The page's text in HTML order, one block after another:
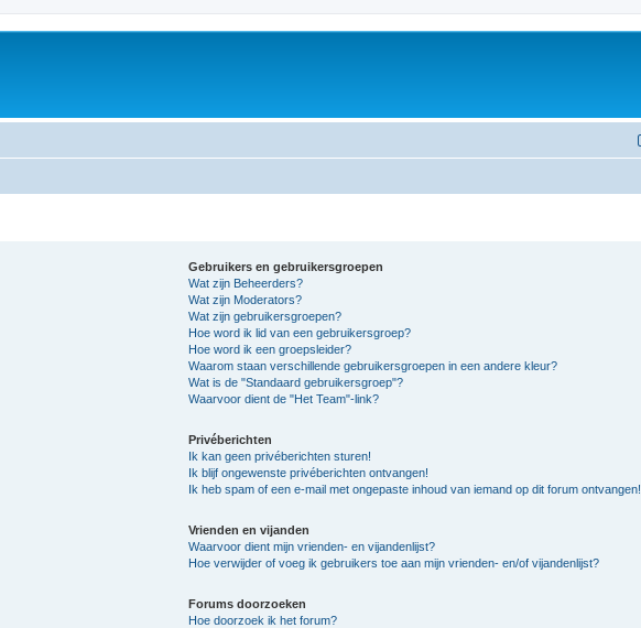
Gebruikers en gebruikersgroepen
Wat zijn Beheerders?
Wat zijn Moderators?
Wat zijn gebruikersgroepen?
Hoe word ik lid van een gebruikersgroep?
Hoe word ik een groepsleider?
Waarom staan verschillende gebruikersgroepen in een andere kleur?
Wat is de "Standaard gebruikersgroep"?
Waarvoor dient de "Het Team"-link?
Privéberichten
Ik kan geen privéberichten sturen!
Ik blijf ongewenste privéberichten ontvangen!
Ik heb spam of een e-mail met ongepaste inhoud van iemand op dit forum ontvangen!
Vrienden en vijanden
Waarvoor dient mijn vrienden- en vijandenlijst?
Hoe verwijder of voeg ik gebruikers toe aan mijn vrienden- en/of vijandenlijst?
Forums doorzoeken
Hoe doorzoek ik het forum?